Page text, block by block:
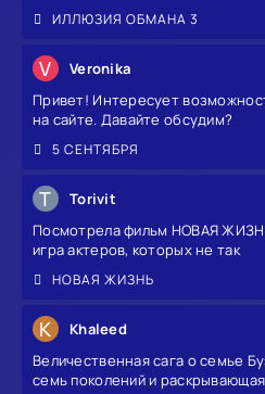
ИЛЛЮЗИЯ ОБМАНА 3
V Veronika
Привет! Интересует
на сайте. Давайте обсудим?
5 СЕНТЯБРЯ
T Torivit
Посмотрела фильм НОВАЯ
игра актеров, которых не так
НОВАЯ ЖИЗНЬ
K Khaleed
Величественная сага о семье
семь поколений и раскрывающая